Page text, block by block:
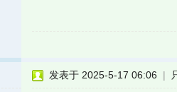
发表于 2025-5-17 06:06 |